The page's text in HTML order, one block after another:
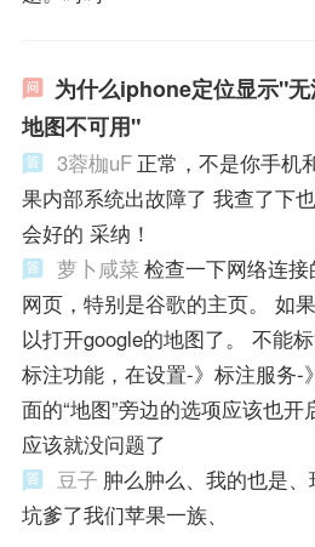
为什么iphone定位显示"
地图不可用"
3蓉枷uF 正常，不是你手机
果内部系统出故障了 我查了下
会好的 采纳！
萝卜咸菜 检查一下网络连
网页，特别是谷歌的主页。 如
以打开google的地图了。 不能
标注功能，在设置-》标注服务-
面的“地图”旁边的选项应该也开
应该就没问题了
豆子 肿么肿么、我的也是
坑爹了我们苹果一族、